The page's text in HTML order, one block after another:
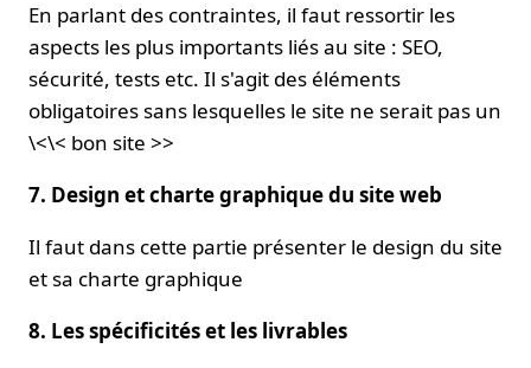
En parlant des contraintes, il faut ressortir les
aspects les plus importants liés au site : SEO,
sécurité, tests etc. Il s'agit des éléments
obligatoires sans lesquelles le site ne serait pas un
\<\< bon site >>
7. Design et charte graphique du site web
Il faut dans cette partie présenter le design du site
et sa charte graphique
8. Les spécificités et les livrables